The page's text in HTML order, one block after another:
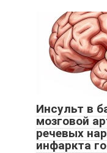
Инсульт в
мозговой
речевых
инфаркта